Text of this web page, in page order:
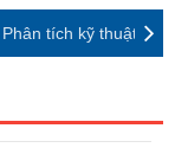
Phân tích kỹ thuật